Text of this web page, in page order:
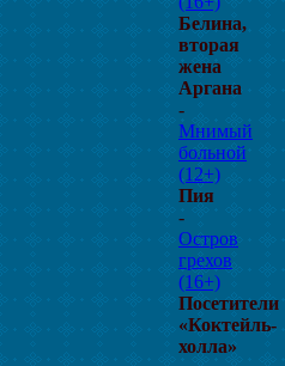
Белина,
вторая
жена
Аргана
-
Мнимый
больной
(12+)
Пия
-
Остров
грехов
(16+)
Посетители
«Коктейль-
холла»